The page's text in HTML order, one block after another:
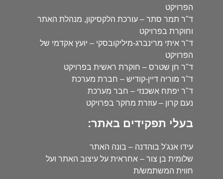
הפרויקט
ד"ר תמר סתר – עורכת הלקסיקון, מנהלת האתר
וחוקרת בפרויקט
ד"ר איתי מרינברג-מיליקובסקי – יועץ אקדמי של
הפרויקט
ד"ר חן שטרס – חוקרת ראשית בפרויקט
ד"ר מוריה דיין-קודיש – חברת מערכת
ד"ר יפתח אשכנזי – חבר מערכת
נעם קרון – עוזרת מחקר בפרויקט
בעלי תפקידים באתר:
עידו אנג'ל בוהדנה – בונה האתר
שלומית בן צור – אחראית על עיצוב האתר ועל
חווית המשתמש/ת